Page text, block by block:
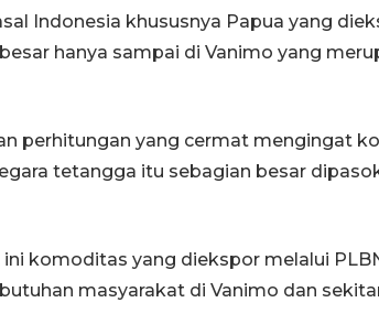
Indonesia khususnya Papua yang
hanya sampai di Vanimo yang
perhitungan yang cermat mengingat
tetangga itu sebagian besar
komoditas yang diekspor melalui
masyarakat di Vanimo dan